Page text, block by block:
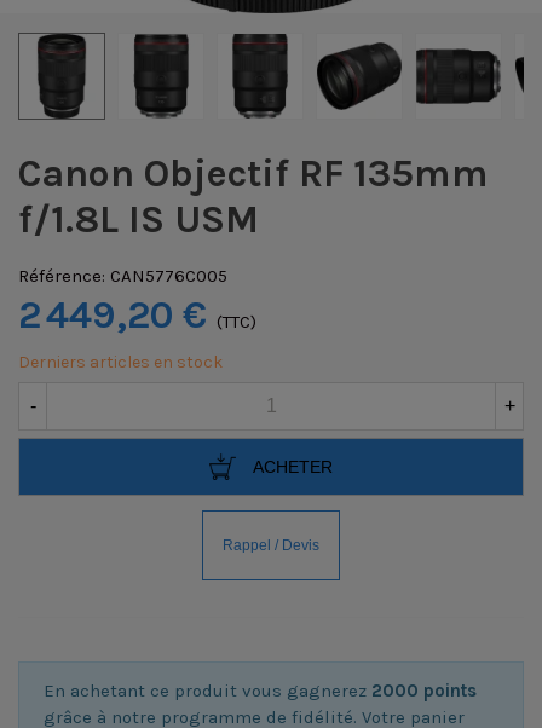
Canon Objectif RF 135mm
f/1.8L IS USM
Référence: CAN5776C005
2 449,20 € (TTC)
Derniers articles en stock
- +
ACHETER
En achetant ce produit vous gagnerez 2000 points
grâce à notre programme de fidélité. Votre panier